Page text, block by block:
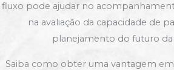
fluxo pode ajudar no
na avaliação da capacidade de
planejamento do futuro
Saiba como obter uma vantagem